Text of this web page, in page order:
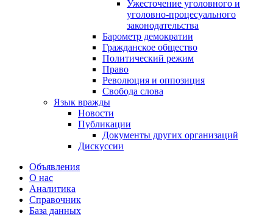
Ужесточение уголовного и
уголовно-процесуального
законодательства
Барометр демократии
Гражданское общество
Политический режим
Право
Революция и оппозиция
Свобода слова
Язык вражды
Новости
Публикации
Документы других организаций
Дискуссии
Объявления
О нас
Аналитика
Справочник
База данных